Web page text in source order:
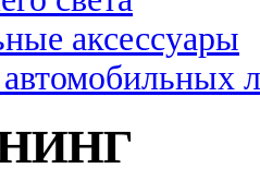
аксессуары